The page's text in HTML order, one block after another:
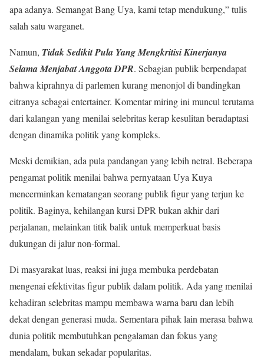
apa adanya. Semangat Bang Uya, kami tetap mendukung,” tulis
salah satu warganet.
Namun, Tidak Sedikit Pula Yang Mengkritisi Kinerjanya
Selama Menjabat Anggota DPR. Sebagian publik berpendapat
bahwa kiprahnya di parlemen kurang menonjol di bandingkan
citranya sebagai entertainer. Komentar miring ini muncul terutama
dari kalangan yang menilai selebritas kerap kesulitan beradaptasi
dengan dinamika politik yang kompleks.
Meski demikian, ada pula pandangan yang lebih netral. Beberapa
pengamat politik menilai bahwa pernyataan Uya Kuya
mencerminkan kematangan seorang publik figur yang terjun ke
politik. Baginya, kehilangan kursi DPR bukan akhir dari
perjalanan, melainkan titik balik untuk memperkuat basis
dukungan di jalur non-formal.
Di masyarakat luas, reaksi ini juga membuka perdebatan
mengenai efektivitas figur publik dalam politik. Ada yang menilai
kehadiran selebritas mampu membawa warna baru dan lebih
dekat dengan generasi muda. Sementara pihak lain merasa bahwa
dunia politik membutuhkan pengalaman dan fokus yang
mendalam, bukan sekadar popularitas.